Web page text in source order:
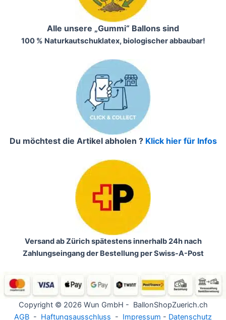
Alle unsere „Gummi“ Ballons sind
100 % Naturkautschuklatex, biologischer abbaubar!
Du möchtest die Artikel abholen ? Klick hier für Infos
Versand ab Zürich spätestens innerhalb 24h nach
Zahlungseingang der Bestellung per Swiss-A-Post
Copyright © 2026 Wun GmbH - BallonShopZuerich.ch
AGB - Haftungsausschluss - Impressum - Datenschutz